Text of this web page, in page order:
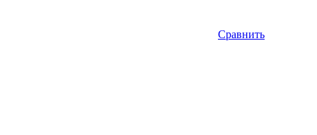
Сравнить